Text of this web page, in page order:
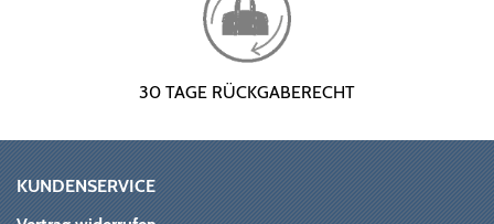
30 TAGE RÜCKGABERECHT
KUNDENSERVICE